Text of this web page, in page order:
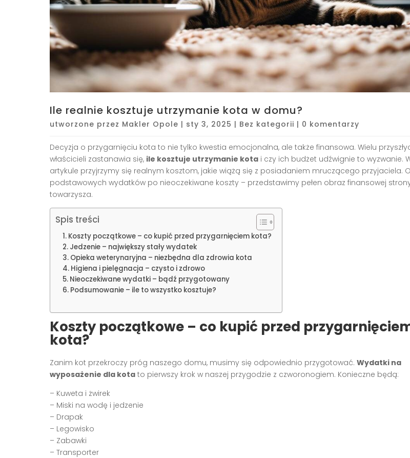
Ile realnie kosztuje utrzymanie kota w domu?
utworzone przez Makler Opole | sty 3, 2025 | Bez kategorii | 0 komentarzy
Decyzja o przygarnięciu kota to nie tylko kwestia emocjonalna, ale także finansowa. Wielu
właścicieli zastanawia się, ile kosztuje utrzymanie kota i czy ich budżet udźwignie to wyzwanie.
artykule przyjrzymy się realnym kosztom, jakie wiążą się z posiadaniem mruczącego przyjaciela.
podstawowych wydatków po nieoczekiwane koszty – przedstawimy pełen obraz finansowej
towarzysza.
Spis treści
Koszty początkowe – co kupić przed przygarnięciem kota?
Jedzenie – największy stały wydatek
Opieka weterynaryjna – niezbędna dla zdrowia kota
Higiena i pielęgnacja – czysto i zdrowo
Nieoczekiwane wydatki – bądź przygotowany
Podsumowanie – ile to wszystko kosztuje?
Koszty początkowe – co kupić przed
kota?
Zanim kot przekroczy próg naszego domu, musimy się odpowiednio przygotować. Wydatki na
wyposażenie dla kota to pierwszy krok w naszej przygodzie z czworonogiem. Konieczne będą:
– Kuweta i żwirek
– Miski na wodę i jedzenie
– Drapak
– Legowisko
– Zabawki
– Transporter